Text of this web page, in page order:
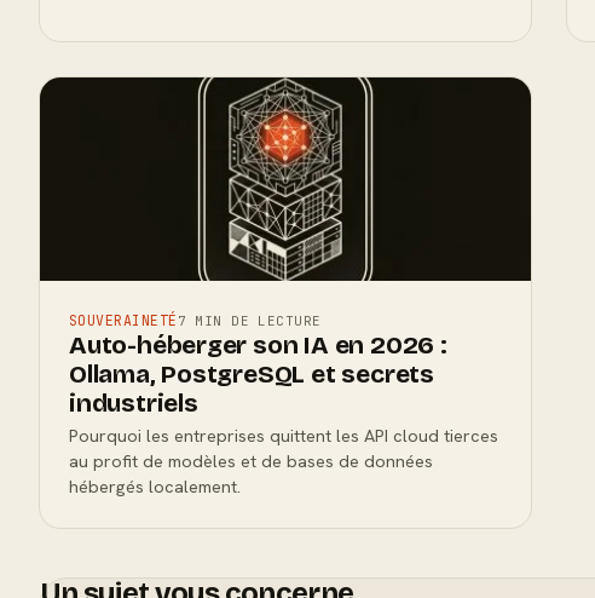
SOUVERAINETÉ 7 MIN DE LECTURE
Auto-héberger son IA en 2026 :
Ollama, PostgreSQL et secrets
industriels
Pourquoi les entreprises quittent les API cloud tierces
au profit de modèles et de bases de données
hébergés localement.